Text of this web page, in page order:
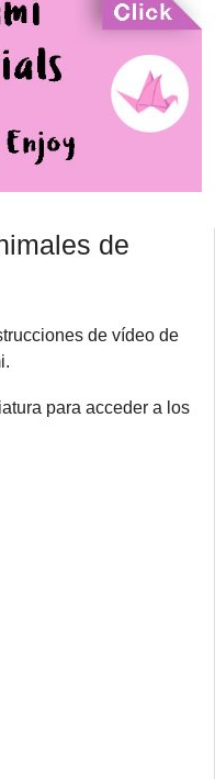
de
de vídeo de
para acceder a los